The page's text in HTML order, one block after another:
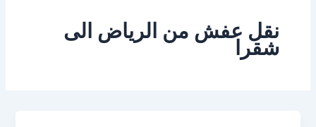
نقل عفش من الرياض الى
شقرا